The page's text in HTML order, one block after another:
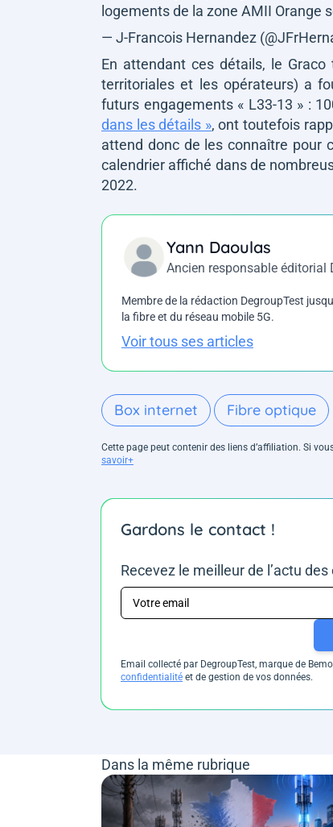
logements de la zone AMII Orange
— J-Francois Hernandez
En attendant ces détails, le Graco
territoriales et les opérateurs) a
futurs engagements « L33-13 » :
dans les détails », ont toutefois
attend donc de les connaître pour
calendrier affiché dans de
2022.
Yann Daoulas
Ancien responsable éditorial
Membre de la rédaction DegroupTest
la fibre et du réseau mobile 5G.
Voir tous ses articles
Box internet Fibre optique
Cette page peut contenir des liens d’affiliation. Si
savoir+
Gardons le contact !
Recevez le meilleur de l’actu
Email collecté par DegroupTest, marque de
confidentialité et de gestion de vos données.
Dans la même rubrique